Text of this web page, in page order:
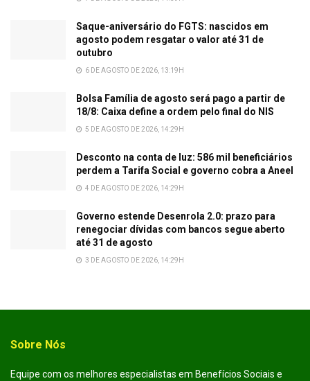
Saque-aniversário do FGTS: nascidos em
agosto podem resgatar o valor até 31 de
outubro
6 DE AGOSTO DE 2026, 13:19H
Bolsa Família de agosto será pago a partir de
18/8: Caixa define a ordem pelo final do NIS
5 DE AGOSTO DE 2026, 14:29H
Desconto na conta de luz: 586 mil beneficiários
perdem a Tarifa Social e governo cobra a Aneel
4 DE AGOSTO DE 2026, 14:29H
Governo estende Desenrola 2.0: prazo para
renegociar dívidas com bancos segue aberto
até 31 de agosto
3 DE AGOSTO DE 2026, 14:29H
Sobre Nós
Equipe com os melhores especialistas em Benefícios Sociais e